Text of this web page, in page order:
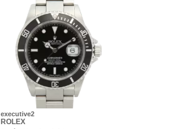
executive2
ROLEX